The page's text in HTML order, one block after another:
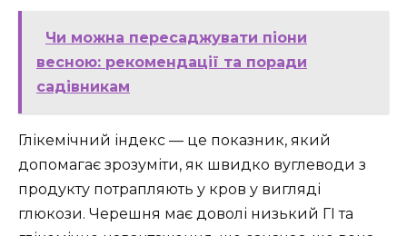
Чи можна пересаджувати піони
весною: рекомендації та поради
садівникам
Глікемічний індекс — це показник, який
допомагає зрозуміти, як швидко вуглеводи з
продукту потрапляють у кров у вигляді
глюкози. Черешня має доволі низький ГІ та